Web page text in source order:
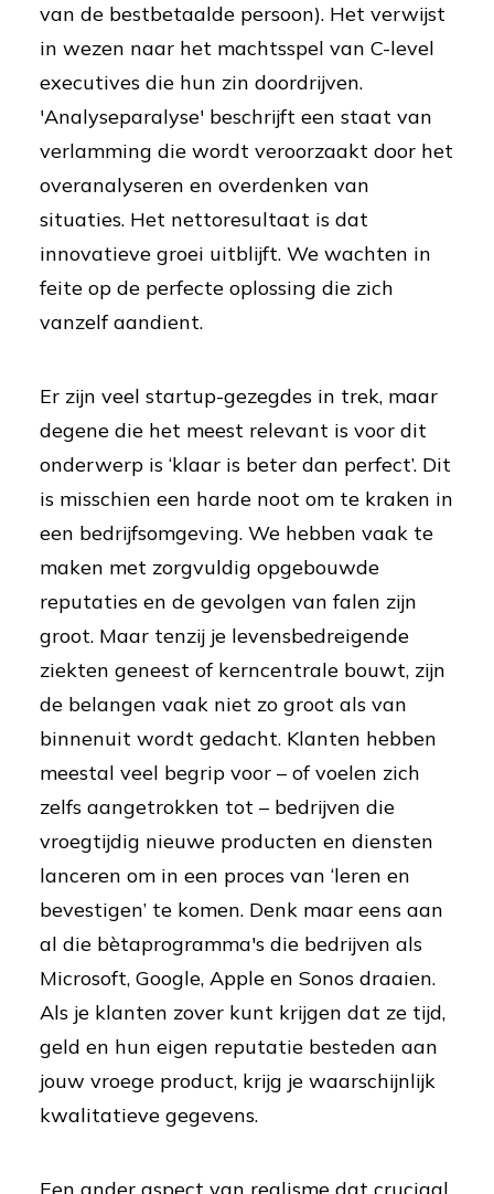
van de bestbetaalde persoon). Het verwijst
in wezen naar het machtsspel van C-level
executives die hun zin doordrijven.
'Analyseparalyse' beschrijft een staat van
verlamming die wordt veroorzaakt door het
overanalyseren en overdenken van
situaties. Het nettoresultaat is dat
innovatieve groei uitblijft. We wachten in
feite op de perfecte oplossing die zich
vanzelf aandient.
Er zijn veel startup-gezegdes in trek, maar
degene die het meest relevant is voor dit
onderwerp is ‘klaar is beter dan perfect’. Dit
is misschien een harde noot om te kraken in
een bedrijfsomgeving. We hebben vaak te
maken met zorgvuldig opgebouwde
reputaties en de gevolgen van falen zijn
groot. Maar tenzij je levensbedreigende
ziekten geneest of kerncentrale bouwt, zijn
de belangen vaak niet zo groot als van
binnenuit wordt gedacht. Klanten hebben
meestal veel begrip voor – of voelen zich
zelfs aangetrokken tot – bedrijven die
vroegtijdig nieuwe producten en diensten
lanceren om in een proces van ‘leren en
bevestigen’ te komen. Denk maar eens aan
al die bètaprogramma's die bedrijven als
Microsoft, Google, Apple en Sonos draaien.
Als je klanten zover kunt krijgen dat ze tijd,
geld en hun eigen reputatie besteden aan
jouw vroege product, krijg je waarschijnlijk
kwalitatieve gegevens.